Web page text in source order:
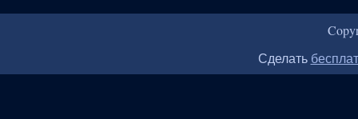
Сделать